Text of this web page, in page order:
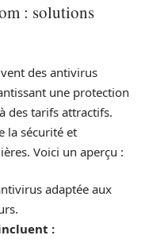
: solutions
des antivirus
une protection
des tarifs attractifs.
la sécurité et
Voici un aperçu :
adaptée aux
: